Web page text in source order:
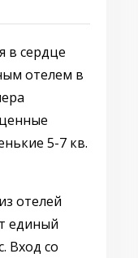
в сердце
отелем в
5-7 кв.
отелей
единый
Вход со